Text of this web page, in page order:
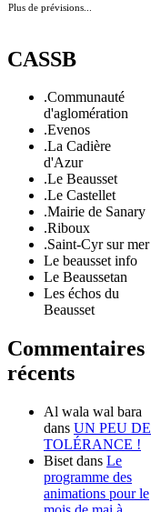
Plus de prévisions...
CASSB
.Communauté
d'aglomération
.Evenos
.La Cadière
d'Azur
.Le Beausset
.Le Castellet
.Mairie de Sanary
.Riboux
.Saint-Cyr sur mer
Le beausset info
Le Beaussetan
Les échos du
Beausset
Commentaires
récents
Al wala wal bara
dans UN PEU DE
TOLÉRANCE !
Biset dans Le
programme des
animations pour le